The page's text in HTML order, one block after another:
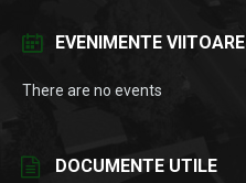
EVENIMENTE VIITOARE
There are no events
DOCUMENTE UTILE